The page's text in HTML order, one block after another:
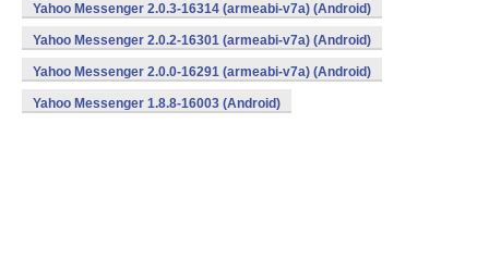
Yahoo Messenger 2.0.3-16314 (armeabi-v7a) (Android)
Yahoo Messenger 2.0.2-16301 (armeabi-v7a) (Android)
Yahoo Messenger 2.0.0-16291 (armeabi-v7a) (Android)
Yahoo Messenger 1.8.8-16003 (Android)